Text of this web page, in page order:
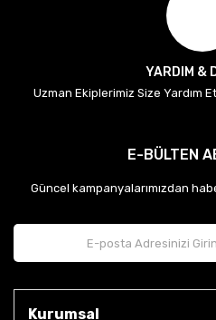
YARDIM &
Uzman Ekiplerimiz Size Yardım
E-BÜLTEN
Güncel kampanyalarımızdan
Kurumsal